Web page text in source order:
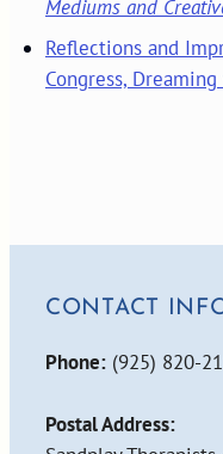
Mediums and
Reflections and
Congress,
CONTACT
Phone: (925) 820-
Postal Address: